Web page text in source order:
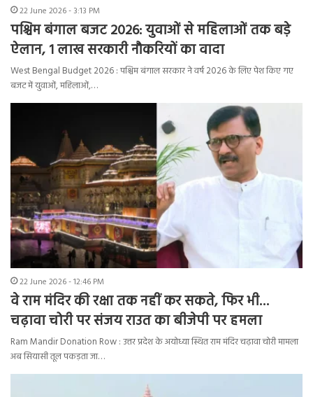
22 June 2026 - 3:13 PM
पश्चिम बंगाल बजट 2026: युवाओं से महिलाओं तक बड़े
ऐलान, 1 लाख सरकारी नौकरियों का वादा
West Bengal Budget 2026 : पश्चिम बंगाल सरकार ने वर्ष 2026 के लिए पेश किए गए
बजट में युवाओं, महिलाओं,…
22 June 2026 - 12:46 PM
वे राम मंदिर की रक्षा तक नहीं कर सकते, फिर भी…
चढ़ावा चोरी पर संजय राउत का बीजेपी पर हमला
Ram Mandir Donation Row : उत्तर प्रदेश के अयोध्या स्थित राम मंदिर चढ़ावा चोरी मामला
अब सियासी तूल पकड़ता जा…